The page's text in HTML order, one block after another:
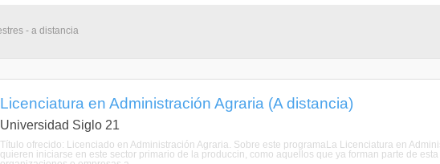
- a distancia
Licenciatura en Administración Agraria (A distancia)
Universidad Siglo 21
Título ofrecido: Licenciado en Administración Agraria. Sobre este programaLa Licenciatura en
quieren iniciarse en este sector primario de la produccin, como aquellos que ya forman parte de